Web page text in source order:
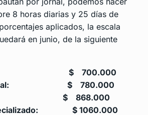
8 horas diarias y 25 días de
aplicados, la escala
en junio, de la siguiente
$ 700.000
$ 780.000
$ 868.000
$ 1060.000